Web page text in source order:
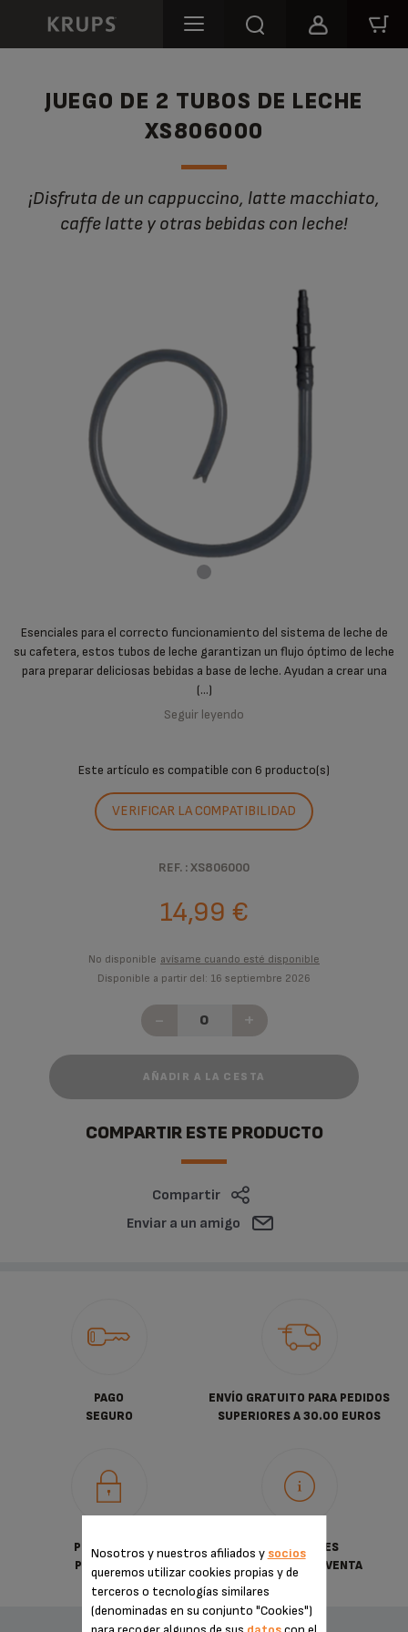
JUEGO DE 2 TUBOS DE LECHE
XS806000
¡Disfruta de un cappuccino, latte macchiato,
caffe latte y otras bebidas con leche!
Esenciales para el correcto funcionamiento del sistema de leche de
su cafetera, estos tubos de leche garantizan un flujo óptimo de leche
para preparar deliciosas bebidas a base de leche. Ayudan a crear una
(...)
Seguir leyendo
Este artículo es compatible con 6 producto(s)
VERIFICAR LA COMPATIBILIDAD
REF. : XS806000
14,99 €
No disponible avísame cuando esté disponible
Disponible a partir del: 16 septiembre 2026
- +
AÑADIR A LA CESTA
COMPARTIR ESTE PRODUCTO
Compartir
Enviar a un amigo
PAGO
SEGURO
ENVÍO GRATUITO PARA PEDIDOS
SUPERIORES A 30.00 EUROS
POLÍTICA DE
PRIVACIDAD
CONDICIONES
GENERALES DE VENTA
Nosotros y nuestros afiliados y socios
queremos utilizar cookies propias y de
terceros o tecnologías similares
(denominadas en su conjunto "Cookies")